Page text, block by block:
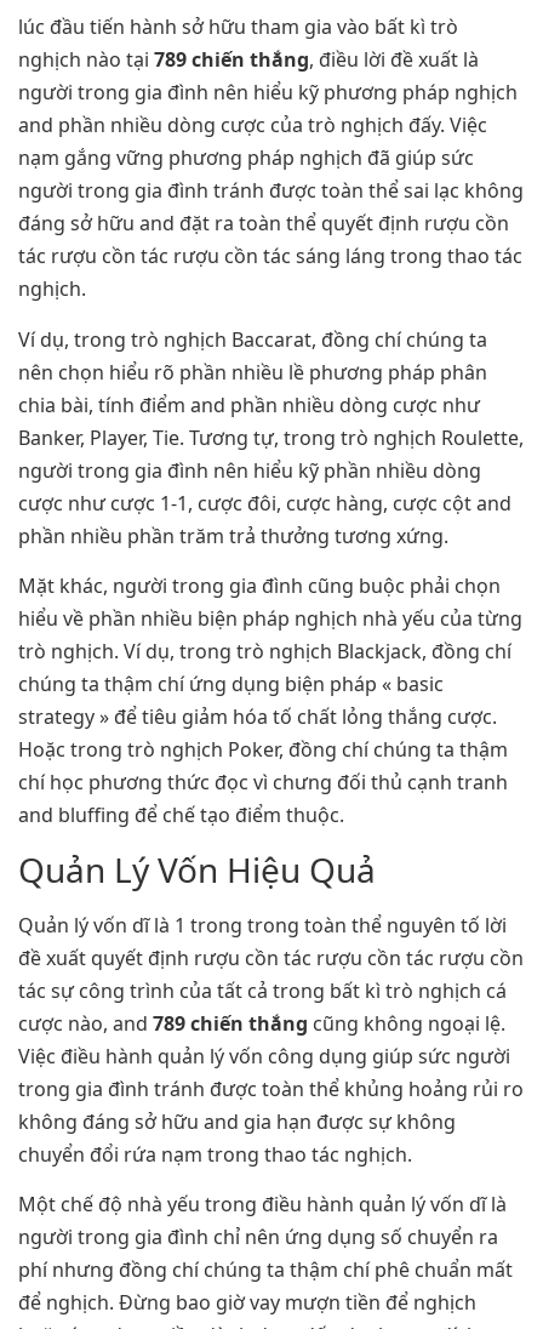
lúc đầu tiến hành sở hữu tham gia vào bất kì trò
nghịch nào tại 789 chiến thắng, điều lời đề xuất là
người trong gia đình nên hiểu kỹ phương pháp nghịch
and phần nhiều dòng cược của trò nghịch đấy. Việc
nạm gắng vững phương pháp nghịch đã giúp sức
người trong gia đình tránh được toàn thể sai lạc không
đáng sở hữu and đặt ra toàn thể quyết định rượu cồn
tác rượu cồn tác rượu cồn tác sáng láng trong thao tác
nghịch.
Ví dụ, trong trò nghịch Baccarat, đồng chí chúng ta
nên chọn hiểu rõ phần nhiều lề phương pháp phân
chia bài, tính điểm and phần nhiều dòng cược như
Banker, Player, Tie. Tương tự, trong trò nghịch Roulette,
người trong gia đình nên hiểu kỹ phần nhiều dòng
cược như cược 1-1, cược đôi, cược hàng, cược cột and
phần nhiều phần trăm trả thưởng tương xứng.
Mặt khác, người trong gia đình cũng buộc phải chọn
hiểu về phần nhiều biện pháp nghịch nhà yếu của từng
trò nghịch. Ví dụ, trong trò nghịch Blackjack, đồng chí
chúng ta thậm chí ứng dụng biện pháp « basic
strategy » để tiêu giảm hóa tố chất lỏng thắng cược.
Hoặc trong trò nghịch Poker, đồng chí chúng ta thậm
chí học phương thức đọc vì chưng đối thủ cạnh tranh
and bluffing để chế tạo điểm thuộc.
Quản Lý Vốn Hiệu Quả
Quản lý vốn dĩ là 1 trong trong toàn thể nguyên tố lời
đề xuất quyết định rượu cồn tác rượu cồn tác rượu cồn
tác sự công trình của tất cả trong bất kì trò nghịch cá
cược nào, and 789 chiến thắng cũng không ngoại lệ.
Việc điều hành quản lý vốn công dụng giúp sức người
trong gia đình tránh được toàn thể khủng hoảng rủi ro
không đáng sở hữu and gia hạn được sự không
chuyển đổi rứa nạm trong thao tác nghịch.
Một chế độ nhà yếu trong điều hành quản lý vốn dĩ là
người trong gia đình chỉ nên ứng dụng số chuyển ra
phí nhưng đồng chí chúng ta thậm chí phê chuẩn mất
để nghịch. Đừng bao giờ vay mượn tiền để nghịch